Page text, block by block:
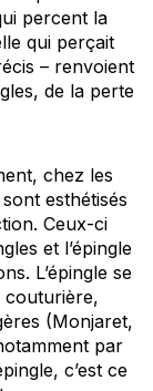
percent la
qui perçait
– renvoient
de la perte
chez les
esthétisés
Ceux-ci
et l’épingle
L’épingle se
couturière,
(Monjaret,
par
c’est ce